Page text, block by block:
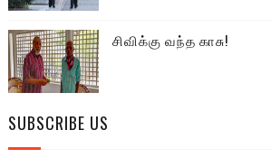
சிவிக்கு வந்த காசு!
SUBSCRIBE US